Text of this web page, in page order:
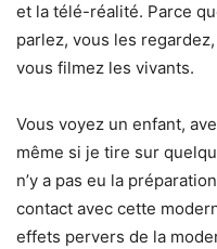
et la télé-réalité. Parce
parlez, vous les
vous filmez les vivants.
Vous voyez un enfant,
même si je tire sur
n’y a pas eu la
contact avec cette
effets pervers de la